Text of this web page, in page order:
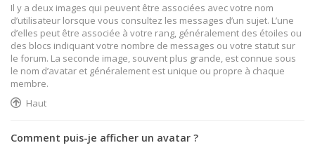
Il y a deux images qui peuvent être associées avec votre nom
d’utilisateur lorsque vous consultez les messages d’un sujet. L’une
d’elles peut être associée à votre rang, généralement des étoiles ou
des blocs indiquant votre nombre de messages ou votre statut sur
le forum. La seconde image, souvent plus grande, est connue sous
le nom d’avatar et généralement est unique ou propre à chaque
membre.
Haut
Comment puis-je afficher un avatar ?